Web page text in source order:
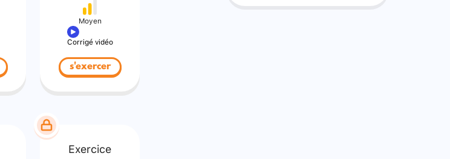
Moyen
Corrigé vidéo
s'exercer
Exercice